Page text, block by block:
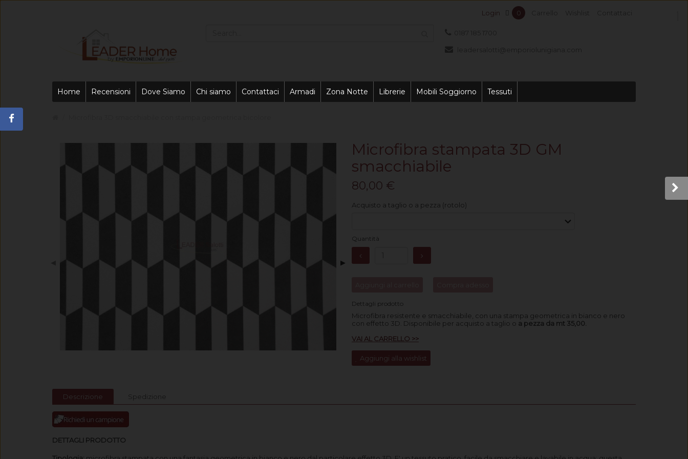
Login 0
Home Recensioni Dove Siamo Chi siamo Contattaci Armadi Zona Notte Librerie Mobili Soggiorno Tessuti
▶
Microfibra stampata 3D GM
smacchiabile
80,00 €
Acquisto a taglio o a pezza (rotolo)
Quantità
Dettagli prodotto
Microfibra resistente e smacchiabile, con una stampa geometrica in bianco e nero
con effetto 3D. Disponibile per acquisto a taglio o a pezza da mt 35,00.
VAI AL CARRELLO >>
Aggiungi alla wishlist
Descrizione Spedizione
DETTAGLI PRODOTTO